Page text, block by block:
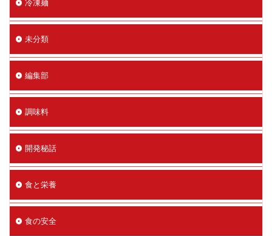
冷凍麺
未分類
編集部
調味料
開発秘話
食と栄養
食の安全